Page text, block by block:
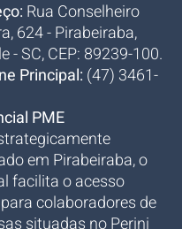
Rua Conselheiro
624 - Pirabeiraba,
- SC, CEP: 89239-100.
Principal: (47) 3461-
PME
em Pirabeiraba, o
facilita o acesso
colaboradores de
situadas no Perini